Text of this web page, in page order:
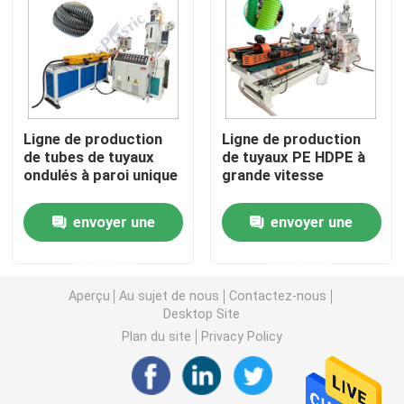
Machine d'extrudeuse de tuyau de PVC
Chaîne de production de tuyau de PPR
Machine d'extrudeuse de tuyau de PE
Machine ondulée d'extrudeuse de tuyau
Pp attachent la chaîne de production
Machine en plastique d'extrudeuse de feuille
Ligne de production
de tubes de tuyaux
ondulés à paroi unique
envoyer une
Ligne de production
de tuyaux PE HDPE à
grande vitesse
envoyer une
Aperçu Au sujet de nous
Contactez-nous
Desktop Site
Plan du site
Privacy Policy